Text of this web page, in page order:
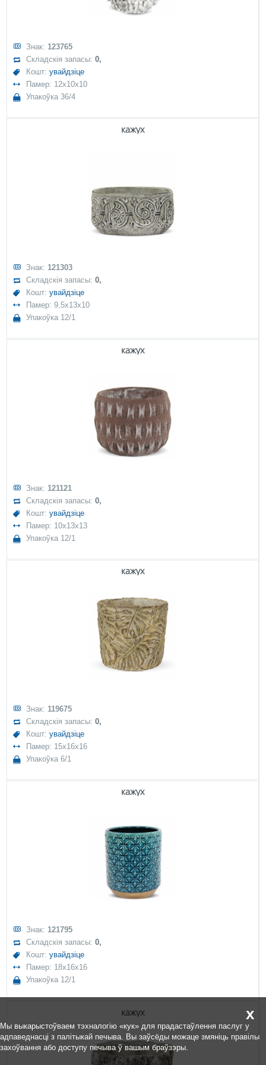
Знак: 123765
Складскія запасы:0,
Кошт:увайдзіце
Памер: 12x10x10
Упакоўка 36/4
кажух
Знак: 121303
Складскія запасы:0,
Кошт:увайдзіце
Памер: 9,5x13x10
Упакоўка 12/1
кажух
Знак: 121121
Складскія запасы:0,
Кошт:увайдзіце
Памер: 10x13x13
Упакоўка 12/1
кажух
Знак: 119675
Складскія запасы:0,
Кошт:увайдзіце
Памер: 15x16x16
Упакоўка 6/1
кажух
Знак: 121795
Складскія запасы:0,
Кошт:увайдзіце
Памер: 18x16x16
Упакоўка 12/1
кажух x
Мы выкарыстоўваем тэхналогію «кук» для прадастаўлення паслуг у
адпаведнасці з палітыкай печыва. Вы заўсёды можаце змяніць правілы
захоўвання або доступу печыва ў вашым браўзэры.